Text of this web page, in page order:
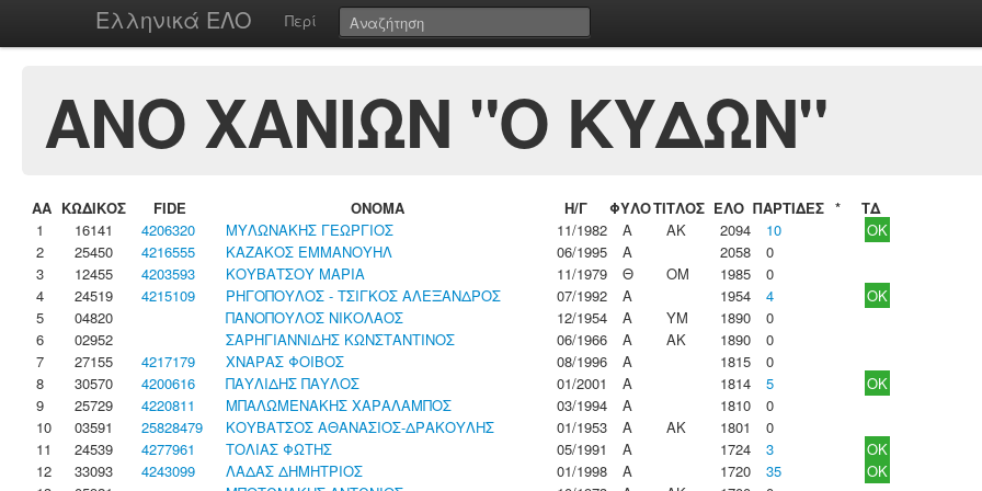
Ελληνικά ΕΛΟ Περί
ΑΝΟ ΧΑΝΙΩΝ "Ο ΚΥΔΩΝ"
ΑΑ ΚΩΔΙΚΟΣ FIDE ΟΝΟΜΑ Η/Γ ΦΥΛΟΤΙΤΛΟΣ ΕΛΟ ΠΑΡΤΙΔΕΣ *
ΤΔ
1
16141 4206320 ΜΥΛΩΝΑΚΗΣ ΓΕΩΡΓΙΟΣ 11/1982 Α ΑΚ 2094 10
OK
2
25450 4216555 ΚΑΖΑΚΟΣ ΕΜΜΑΝΟΥΗΛ 06/1995 Α 2058
0
3
12455 4203593 ΚΟΥΒΑΤΣΟΥ ΜΑΡΙΑ 11/1979 Θ ΟΜ 1985
0
4
24519 4215109 ΡΗΓΟΠΟΥΛΟΣ - ΤΣΙΓΚΟΣ ΑΛΕΞΑΝΔΡΟΣ 07/1992 Α 1954 4
OK
5
04820 ΠΑΝΟΠΟΥΛΟΣ ΝΙΚΟΛΑΟΣ 12/1954 Α ΥΜ 1890
0
6
02952 ΣΑΡΗΓΙΑΝΝΙΔΗΣ ΚΩΝΣΤΑΝΤΙΝΟΣ 06/1966 Α ΑΚ 1890
0
7
27155 4217179 ΧΝΑΡΑΣ ΦΟΙΒΟΣ 08/1996 Α 1815
0
8
30570 4200616 ΠΑΥΛΙΔΗΣ ΠΑΥΛΟΣ 01/2001 Α 1814 5
OK
9
25729 4220811 ΜΠΑΛΩΜΕΝΑΚΗΣ ΧΑΡΑΛΑΜΠΟΣ 03/1994 Α 1810
0
10
03591 25828479 ΚΟΥΒΑΤΣΟΣ ΑΘΑΝΑΣΙΟΣ-ΔΡΑΚΟΥΛΗΣ 01/1953 Α ΑΚ 1801
0
11
24539 4277961 ΤΟΛΙΑΣ ΦΩΤΗΣ 05/1991 Α 1724 3
OK
12
33093 4243099 ΛΑΔΑΣ ΔΗΜΗΤΡΙΟΣ 01/1998 Α 1720 35
OK